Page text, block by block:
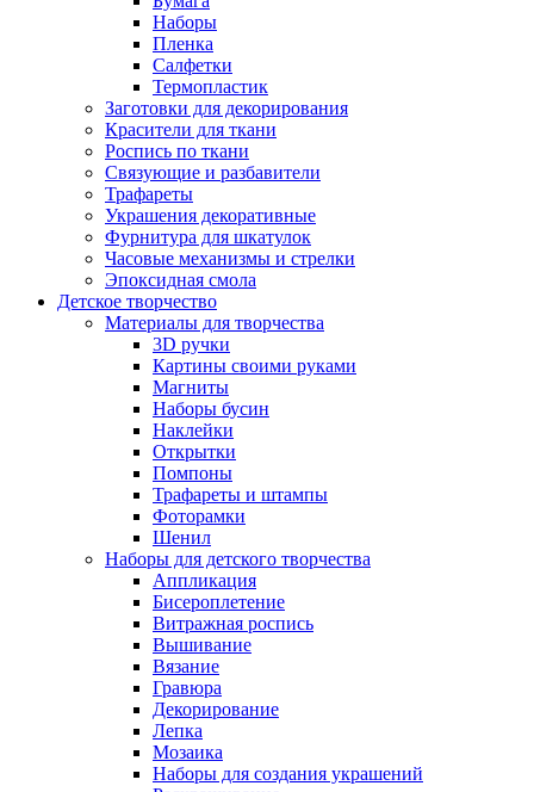
Наборы
Пленка
Салфетки
Термопластик
Заготовки для декорирования
Красители для ткани
Роспись по ткани
Связующие и разбавители
Трафареты
Украшения декоративные
Фурнитура для шкатулок
Часовые механизмы и стрелки
Эпоксидная смола
Детское творчество
Материалы для творчества
3D ручки
Картины своими руками
Магниты
Наборы бусин
Наклейки
Открытки
Помпоны
Трафареты и штампы
Фоторамки
Шенил
Наборы для детского творчества
Аппликация
Бисероплетение
Витражная роспись
Вышивание
Вязание
Гравюра
Декорирование
Лепка
Мозаика
Наборы для создания украшений